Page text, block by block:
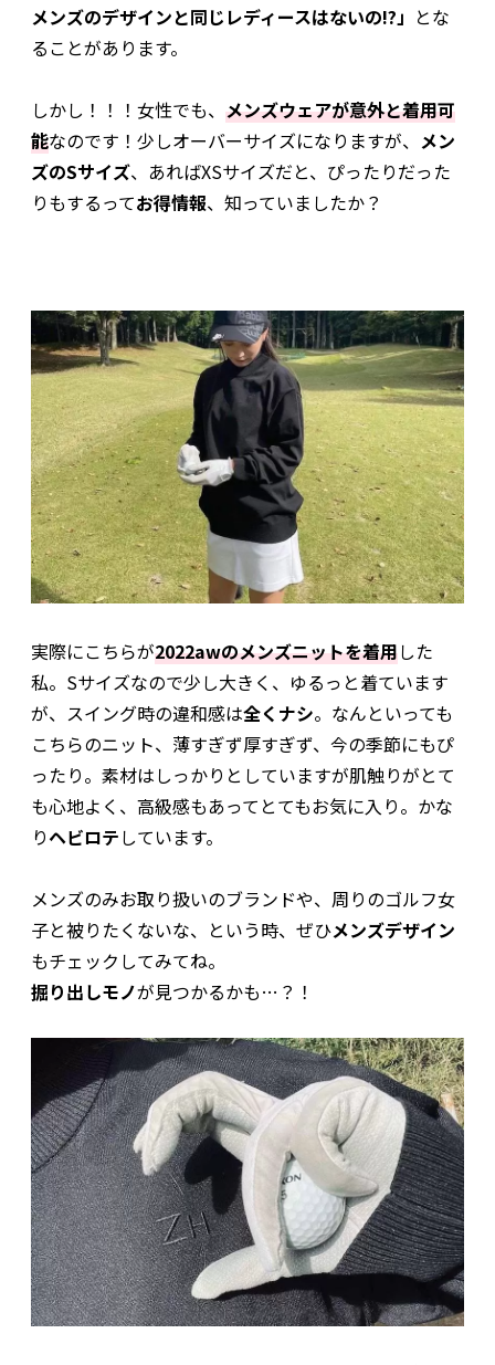
メンズのデザインと同じレディースはないの!?」 とな
ることがあります。
しかし！！！女性でも、 メンズウェアが意外と着用可
能なのです！少しオーバーサイズになりますが、 メン
ズのSサイズ、あればXSサイズだと、ぴったりだった
りもするってお得情報、知っていましたか？
実際にこちらが2022awのメンズニットを着用した
私。Sサイズなので少し大きく、ゆるっと着ています
が、スイング時の違和感は全くナシ。なんといっても
こちらのニット、薄すぎず厚すぎず、今の季節にもぴ
ったり。素材はしっかりとしていますが肌触りがとて
も心地よく、高級感もあってとてもお気に入り。かな
りヘビロテしています。
メンズのみお取り扱いのブランドや、周りのゴルフ女
子と被りたくないな、という時、ぜひメンズデザイン
もチェックしてみてね。
掘り出しモノが見つかるかも…？！